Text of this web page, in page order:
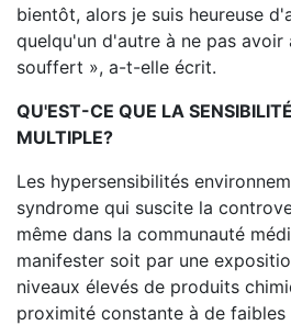
bientôt, alors je suis heureuse
quelqu'un d'autre à ne pas
souffert », a-t-elle écrit.
QU'EST-CE QUE LA
MULTIPLE?
Les hypersensibilités
syndrome qui suscite la
même dans la communauté
manifester soit par une
niveaux élevés de produits
proximité constante à de faibles